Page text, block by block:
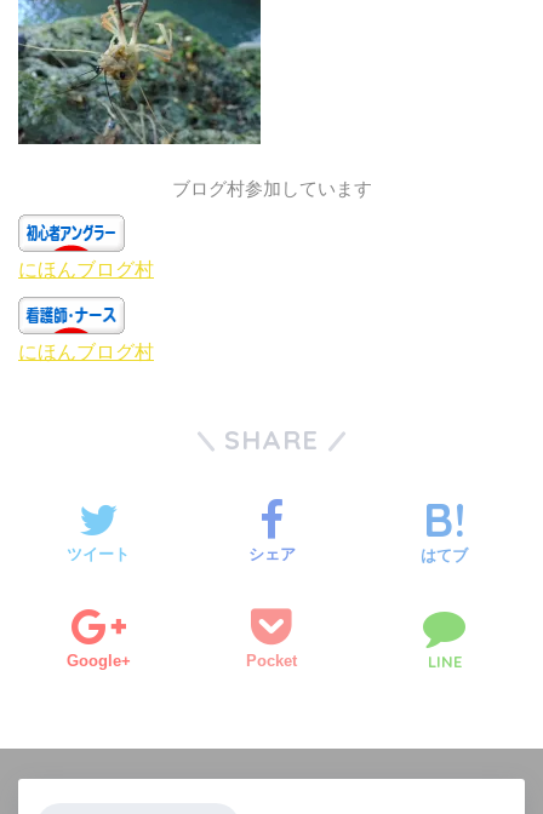
ブログ村参加しています
にほんブログ村
にほんブログ村
SHARE
ツイート シェア はてブ
Google+ Pocket LINE